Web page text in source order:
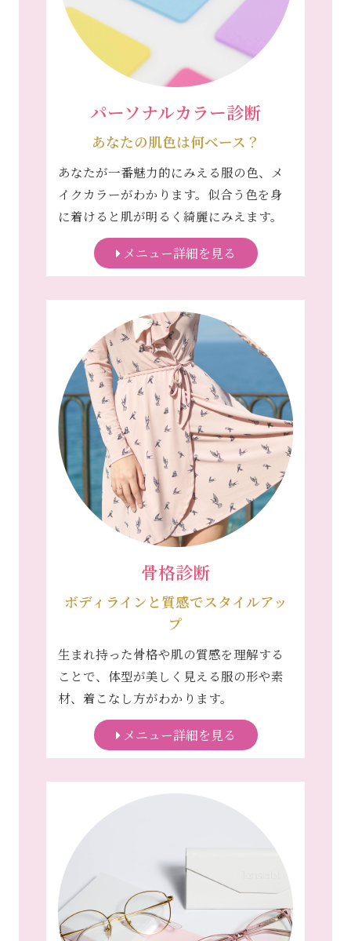
パーソナルカラー診断
あなたの肌色は何ベース？
あなたが一番魅力的にみえる服の色、メ
イクカラーがわかります。似合う色を身
に着けると肌が明るく綺麗にみえます。
メニュー詳細を見る
骨格診断
ボディラインと質感でスタイルアッ
プ
生まれ持った骨格や肌の質感を理解する
ことで、体型が美しく見える服の形や素
材、着こなし方がわかります。
メニュー詳細を見る